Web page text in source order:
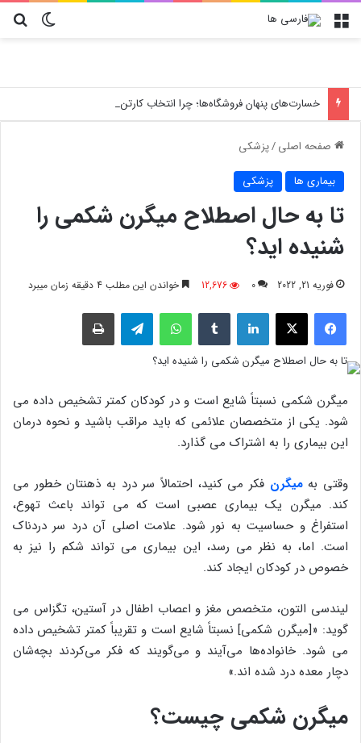
تغییر منو
خسارت‌های پنهان فروشگاه‌ها؛ چرا انتخاب کارتن پستی حیاتی است؟
صفحه اصلی/پزشکی
بیماری ها پزشکی
تا به حال اصطلاح میگرن شکمی را
شنیده اید؟
فوریه 21, 2022 0
12,676 خواندن این مطلب 4 دقیقه زمان میبرد
فیسبوک لینکدین واتس آپ
میگرن شکمی نسبتاً شایع است و در کودکان کمتر تشخیص داده می
شود. یکی از متخصصان علائمی که باید مراقب باشید و نحوه درمان
این بیماری را به اشتراک می گذارد.
وقتی بهمیگرن فکر می کنید، احتمالاً سر درد به ذهنتان خطور می
کند. میگرن یک بیماری عصبی است که می تواند باعث تهوع،
استفراغ و حساسیت به نور شود. علامت اصلی آن درد سر دردناک
است. اما، به نظر می رسد، این بیماری می تواند شکم را نیز به
خصوص در کودکان ایجاد کند.
لیندسی التون، متخصص مغز و اعصاب اطفال در آستین، تگزاس می
گوید: «[میگرن شکمی] نسبتاً شایع است و تقریباً کمتر تشخیص داده
می شود. خانواده‌ها می‌آیند و می‌گویند که فکر می‌کردند بچه‌شان
دچار معده درد شده اند.»
میگرن شکمی چیست؟